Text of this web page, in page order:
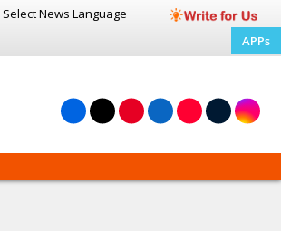
Select News Language
APPs